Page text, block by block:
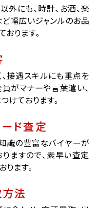
外にも、時計、お酒、楽
ど幅広いジャンルのお品
ります。
接遇スキルにも重点を
員がマナーや言葉遣い、
けております。
ド査定
識の豊富なバイヤーが
ますので、素早い査定
ります。
法